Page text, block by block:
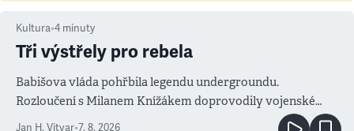
Kultura•4 minuty
Tři výstřely pro rebela
Babišova vláda pohřbila legendu undergroundu.
Rozloučení s Milanem Knížákem doprovodily vojenské
salvy i kritika pokrokářů
Jan H. Vitvar•7. 8. 2026